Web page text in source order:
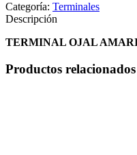
Categoría: Terminales
Descripción
TERMINAL OJAL
Productos relacionados